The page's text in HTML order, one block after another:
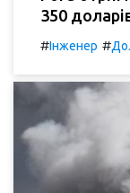
350
#Інженер #